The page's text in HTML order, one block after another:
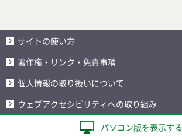
サイトの使い方
著作権・リンク・免責事項
個人情報の取り扱いについて
ウェブアクセシビリティへの取り組み
パソコン版を表示する